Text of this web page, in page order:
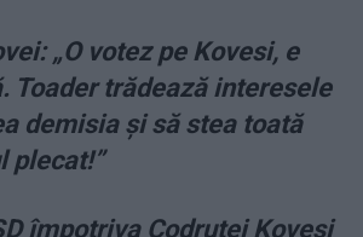
„O votez pe Kovesi, e
Toader trădează interesele
demisia și să stea toată
plecat!”
împotriva Codruței Kovesi